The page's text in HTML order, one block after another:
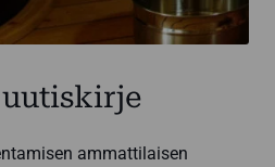
ammattilaisen